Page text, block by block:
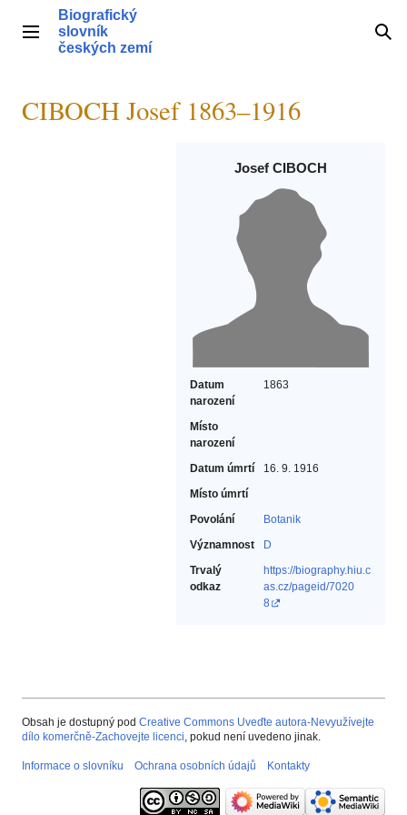
obsahHlavní menu
Biografický
slovník
českých zemí
CIBOCH Josef 1863–1916
Josef CIBOCH
Datum
narození
1863
Místo
narození
Datum úmrtí
16. 9. 1916
Místo úmrtí
Povolání
Botanik‎
Významnost
D
Trvalý
odkaz
https://biography.hiu.c
as.cz/pageid/7020
8
Obsah je dostupný pod Creative Commons Uveďte autora-Nevyužívejte
dílo komerčně-Zachovejte licenci, pokud není uvedeno jinak.
Informace o slovníku Ochrana osobních údajů Kontakty